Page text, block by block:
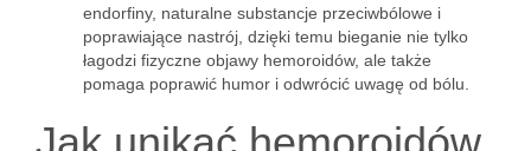
endorfiny, naturalne substancje przeciwbólowe i
poprawiające nastrój, dzięki temu bieganie nie tylko
łagodzi fizyczne objawy hemoroidów, ale także
pomaga poprawić humor i odwrócić uwagę od bólu.